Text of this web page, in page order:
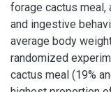
forage cactus
and ingestive
average body
randomized
cactus meal (19%